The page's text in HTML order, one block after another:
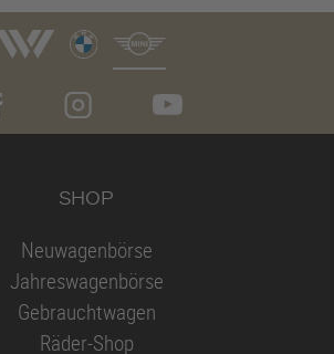
SHOP
Neuwagenbörse
Jahreswagenbörse
Gebrauchtwagen
Räder-Shop